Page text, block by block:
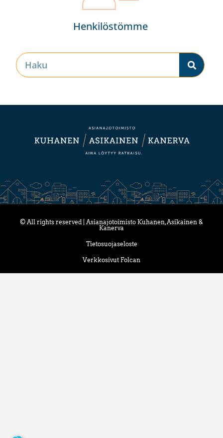
Henkilöstömme
© All rights reserved | Asianajotoimisto Kuhanen, Asikainen &
Kanerva
Tietosuojaseloste
Verkkosivut Folcan